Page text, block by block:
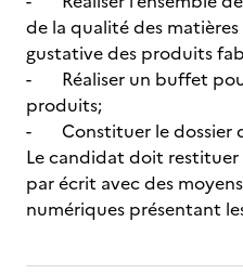
de la qualité des
gustative des produits
- Réaliser un buffet
produits;
- Constituer le dossier
Le candidat doit
par écrit avec des
numériques présentant